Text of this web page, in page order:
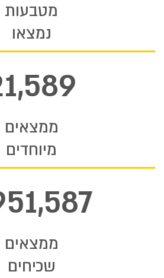
מטבעות
נמצאו
ממצאים
מיוחדים
ממצאים
שכיחים